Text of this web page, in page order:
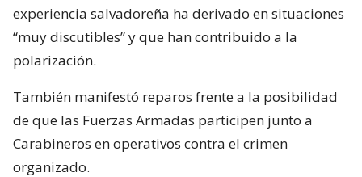
experiencia salvadoreña ha derivado en situaciones
“muy discutibles” y que han contribuido a la
polarización.
También manifestó reparos frente a la posibilidad
de que las Fuerzas Armadas participen junto a
Carabineros en operativos contra el crimen
organizado.